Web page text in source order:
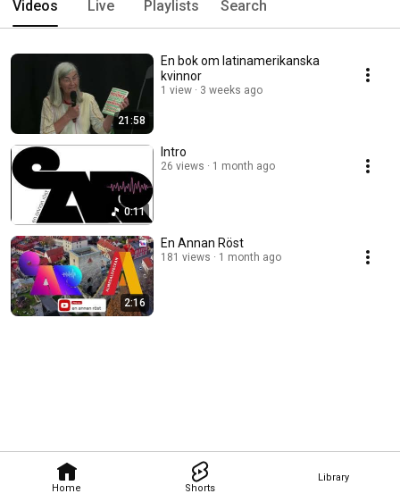
Home Shorts
Library
Videos Live Playlists Search
21:58
En bok om latinamerikanska
kvinnor
1 view 3 weeks ago
0:11
Intro
26 views 1 month ago
2:16
En Annan Röst
181 views 1 month ago